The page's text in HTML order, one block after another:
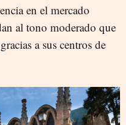
en el mercado
al tono moderado que
a sus centros de